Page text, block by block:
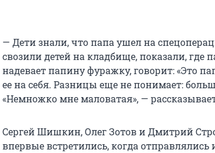
— Дети знали, что папа ушел на
свозили детей на кладбище, показали, где
надевает папину фуражку, говорит: «Это
ее на себя. Разницы еще не понимает:
«Немножко мне маловатая», —
Сергей Шишкин, Олег Зотов и Дмитрий
впервые встретились, когда